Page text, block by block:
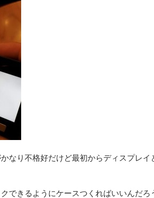
なり不格好だけど最初からディスプレ
できるようにケースつくればいいんだろ